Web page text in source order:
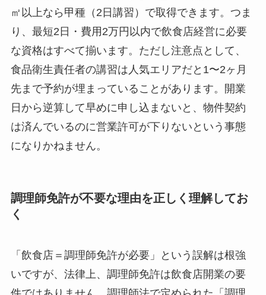
㎡以上なら甲種（2日講習）で取得できます。つま
り、最短2日・費用2万円以内で飲食店経営に必要
な資格はすべて揃います。ただし注意点として、
食品衛生責任者の講習は人気エリアだと1〜2ヶ月
先まで予約が埋まっていることがあります。開業
日から逆算して早めに申し込まないと、物件契約
は済んでいるのに営業許可が下りないという事態
になりかねません。
調理師免許が不要な理由を正しく理解してお
く
「飲食店＝調理師免許が必要」という誤解は根強
いですが、法律上、調理師免許は飲食店開業の要